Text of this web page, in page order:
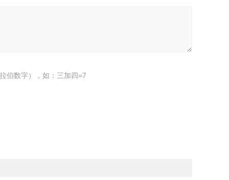
伯数字），如：三加四=7